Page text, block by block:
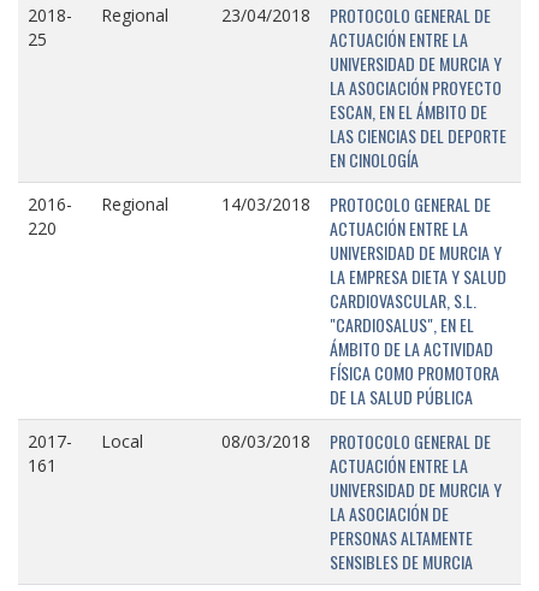
2018-
25
Regional 23/04/2018
PROTOCOLO GENERAL DE
ACTUACIÓN ENTRE LA
UNIVERSIDAD DE MURCIA Y
LA ASOCIACIÓN PROYECTO
ESCAN, EN EL ÁMBITO DE
LAS CIENCIAS DEL DEPORTE
EN CINOLOGÍA
2016-
220
Regional 14/03/2018
PROTOCOLO GENERAL DE
ACTUACIÓN ENTRE LA
UNIVERSIDAD DE MURCIA Y
LA EMPRESA DIETA Y SALUD
CARDIOVASCULAR, S.L.
"CARDIOSALUS", EN EL
ÁMBITO DE LA ACTIVIDAD
FÍSICA COMO PROMOTORA
DE LA SALUD PÚBLICA
2017-
161
Local 08/03/2018
PROTOCOLO GENERAL DE
ACTUACIÓN ENTRE LA
UNIVERSIDAD DE MURCIA Y
LA ASOCIACIÓN DE
PERSONAS ALTAMENTE
SENSIBLES DE MURCIA